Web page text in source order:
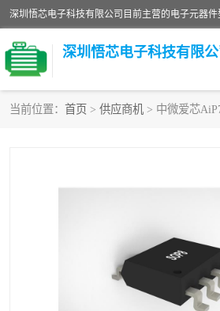
深圳悟芯电子科技有限公
当前位置： 首页 > 供应商机 > 中微爱芯